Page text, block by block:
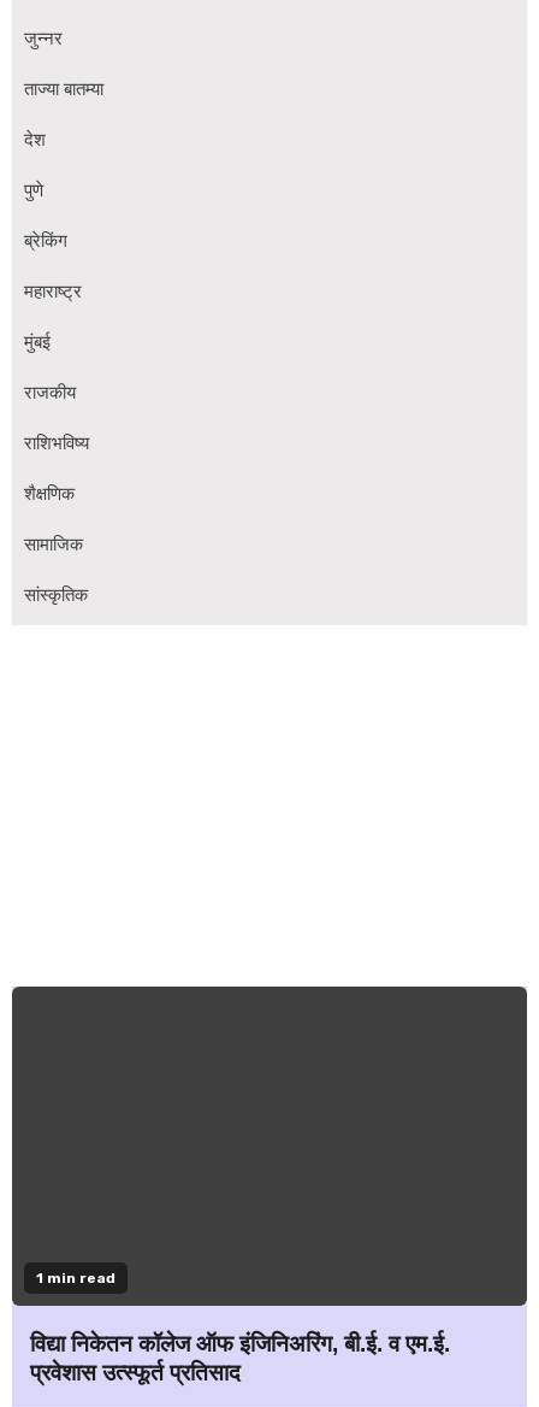
जुन्नर
ताज्या बातम्या
देश
पुणे
ब्रेकिंग
महाराष्ट्र
मुंबई
राजकीय
राशिभविष्य
शैक्षणिक
सामाजिक
सांस्कृतिक
1 min read
विद्या निकेतन कॉलेज ऑफ इंजिनिअरिंग, बी.ई. व एम.ई.
प्रवेशास उत्स्फूर्त प्रतिसाद